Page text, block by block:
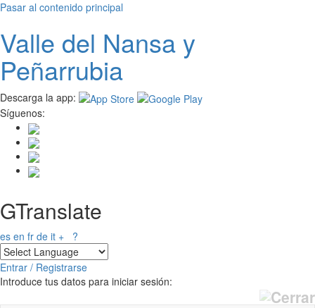
Pasar al contenido principal
Valle del Nansay
Peñarrubia
Descarga la app:
Síguenos:
GTranslate
es en fr de it + ?
Entrar / Registrarse
Introduce tus datos para iniciar sesión: